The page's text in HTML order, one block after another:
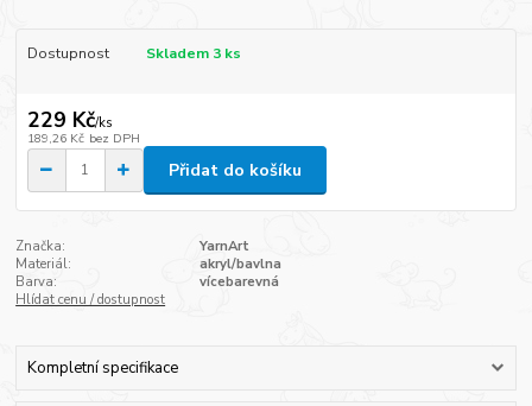
Dostupnost Skladem 3 ks
229 Kč/ks
189,26 Kč bez DPH
Přidat do košíku
Značka:
YarnArt
Materiál:
akryl/bavlna
Barva:
vícebarevná
Hlídat cenu / dostupnost
Kompletní specifikace